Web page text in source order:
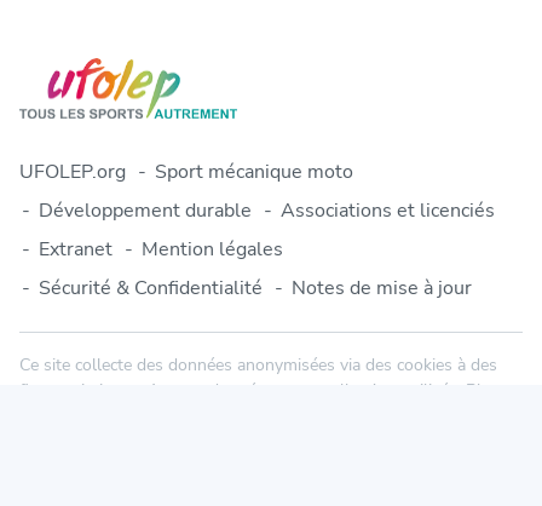
UFOLEP.org
Sport mécanique moto
Développement durable
Associations et licenciés
Extranet
Mention légales
Sécurité & Confidentialité
Notes de mise à jour
Ce site collecte des données anonymisées via des cookies à des
fins statistiques. Aucune donnée personnelle n'est utilisée. Plus